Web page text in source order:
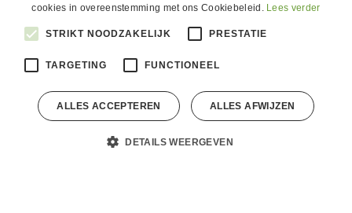
Disclaimer Privacyverklaring
Volg ons op LinkedIn
cookies in overeenstemming met ons Cookiebeleid. Lees verder
STRIKT NOODZAKELIJK PRESTATIE
TARGETING FUNCTIONEEL
ALLES ACCEPTEREN ALLES AFWIJZEN
DETAILS WEERGEVEN